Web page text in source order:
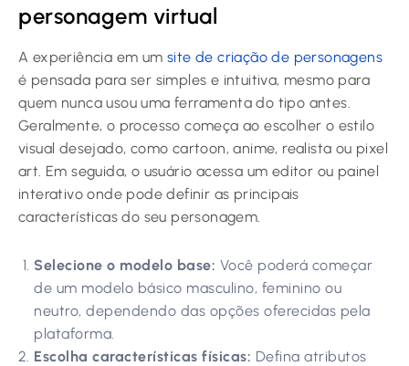
personagem virtual
A experiência em um site de criação de personagens
é pensada para ser simples e intuitiva, mesmo para
quem nunca usou uma ferramenta do tipo antes.
Geralmente, o processo começa ao escolher o estilo
visual desejado, como cartoon, anime, realista ou pixel
art. Em seguida, o usuário acessa um editor ou painel
interativo onde pode definir as principais
características do seu personagem.
Selecione o modelo base: Você poderá começar
de um modelo básico masculino, feminino ou
neutro, dependendo das opções oferecidas pela
plataforma.
Escolha características físicas: Defina atributos